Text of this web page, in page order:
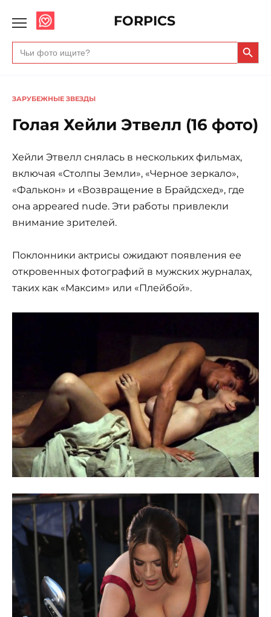
FORPICS
Search
for:
Search Button
ЗАРУБЕЖНЫЕ ЗВЕЗДЫ
Голая Хейли Этвелл (16 фото)
Хейли Этвелл снялась в нескольких фильмах,
включая «Столпы Земли», «Черное зеркало»,
«Фалькон» и «Возвращение в Брайдсхед», где
она appeared nude. Эти работы привлекли
внимание зрителей.
Поклонники актрисы ожидают появления ее
откровенных фотографий в мужских журналах,
таких как «Максим» или «Плейбой».